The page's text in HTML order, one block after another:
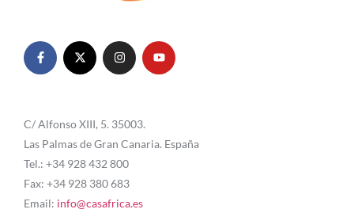
C/ Alfonso XIII, 5. 35003.
Las Palmas de Gran Canaria. España
Tel.: +34 928 432 800
Fax: +34 928 380 683
Email: info@casafrica.es